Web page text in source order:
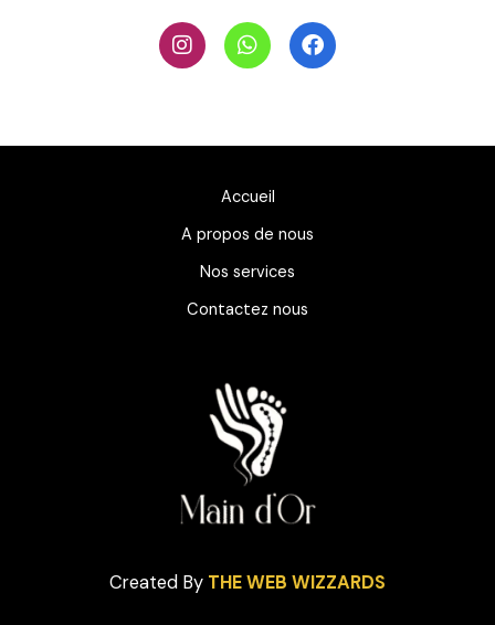
I
n
s
r
W
h
a
p
F
a
c
o
Accueil
A propos de nous
Nos services
Contactez nous
Created By THE WEB WIZZARDS